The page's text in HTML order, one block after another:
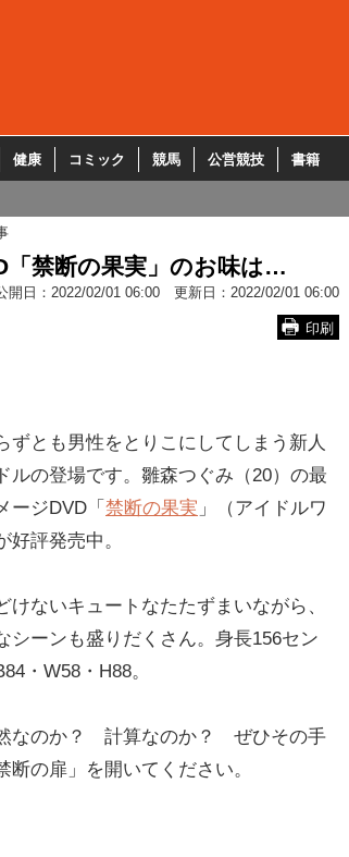
健康 コミック 競馬 公営競技 書籍
「禁断の果実」のお味は…
開日： 2022/02/01 06:00 更新日： 2022/02/01 06:00
印刷
ずとも男性をとりこにしてしまう新人
ルの登場です。雛森つぐみ（20）の最
ージDVD「 禁断の果実 」（アイドルワ
好評発売中。
ないキュートなたたずまいながら、
シーンも盛りだくさん。身長156セン
・W58・H88。
なのか？ 計算なのか？ ぜひその手
断の扉」を開いてください。